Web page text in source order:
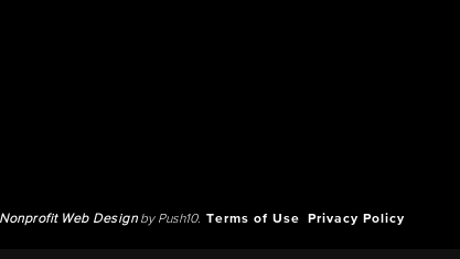
Nonprofit Web Designby Push10. Terms of Use Privacy Policy